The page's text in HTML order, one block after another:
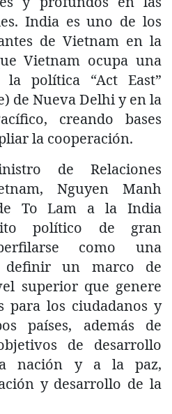
India es uno de los
de Vietnam en la
Vietnam ocupa una
política “Act East”
de Nueva Delhi y en la
creando bases
la cooperación.
de Relaciones
Nguyen Manh
To Lam a la India
político de gran
como una
definir un marco de
superior que genere
para los ciudadanos y
países, además de
de desarrollo
nación y a la paz,
y desarrollo de la